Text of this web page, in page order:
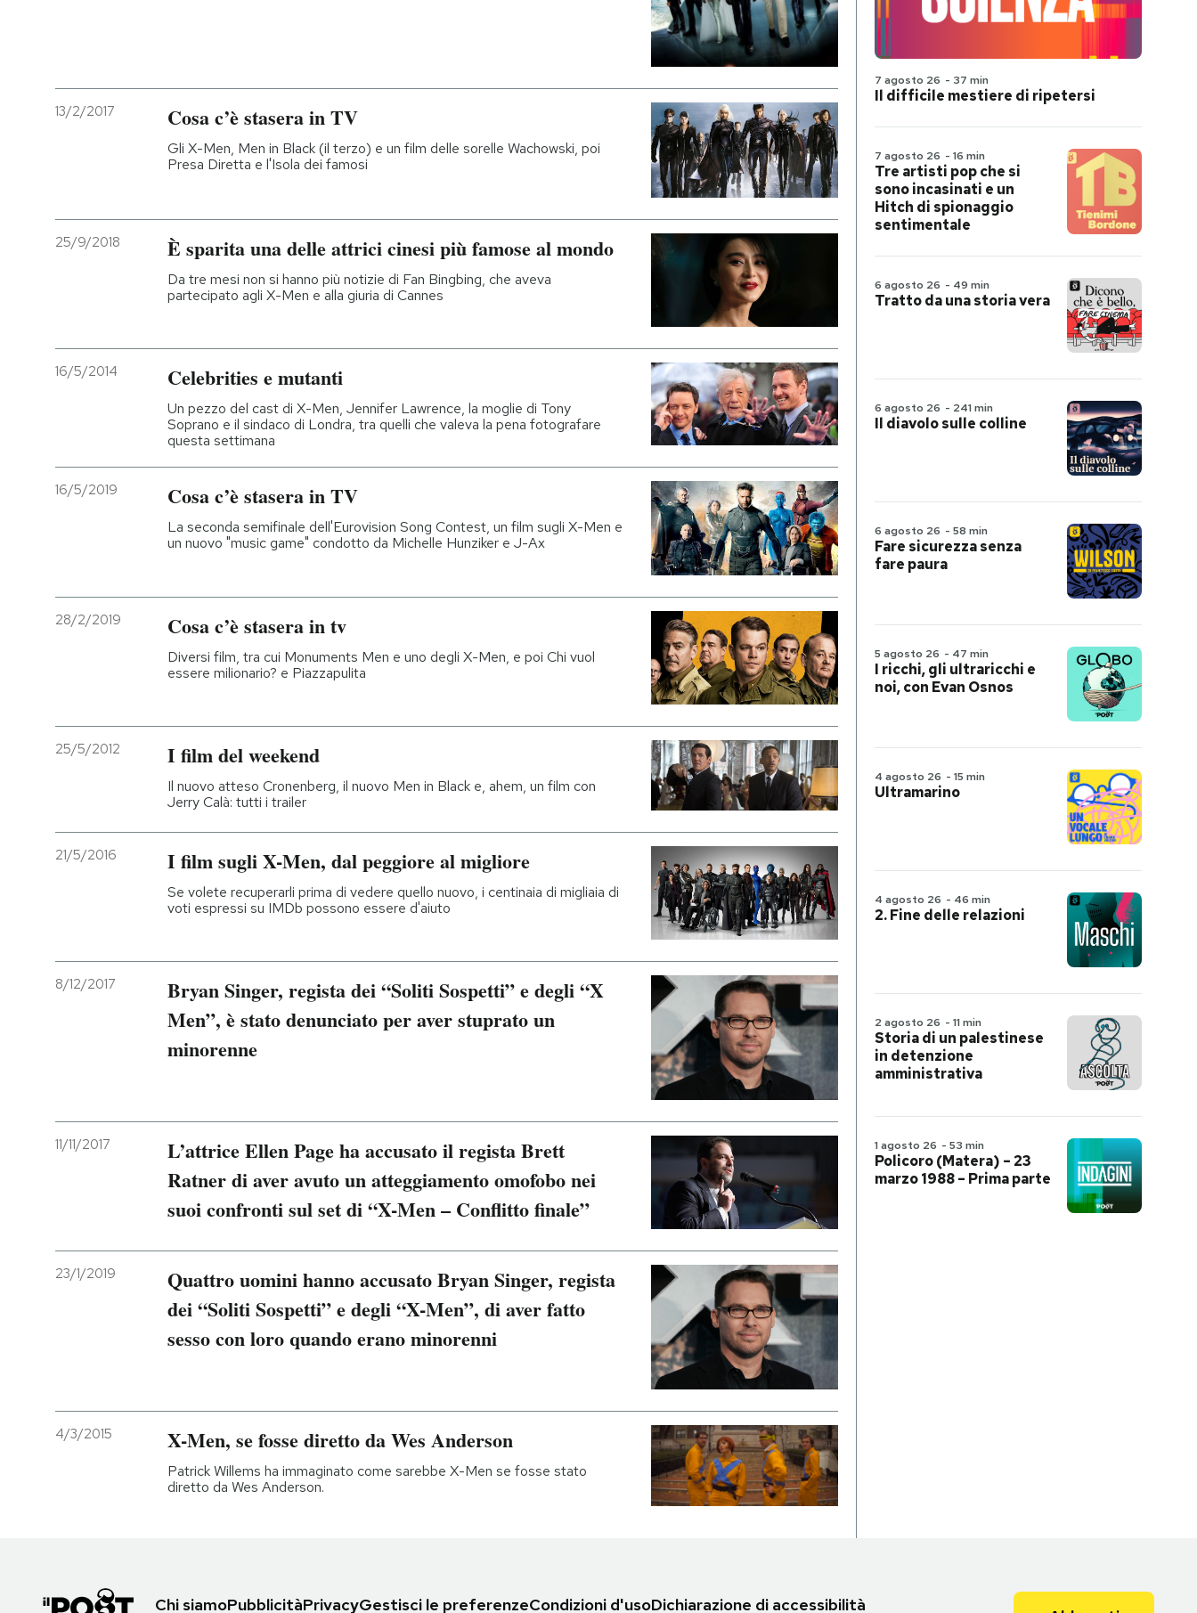
13/2/2017 Cosa c’è stasera in TV
Gli X-Men, Men in Black (il terzo) e un film delle sorelle Wachowski, poi
Presa Diretta e l'Isola dei famosi
25/9/2018 È sparita una delle attrici cinesi più famose al mondo
Da tre mesi non si hanno più notizie di Fan Bingbing, che aveva
partecipato agli X-Men e alla giuria di Cannes
16/5/2014 Celebrities e mutanti
Un pezzo del cast di X-Men, Jennifer Lawrence, la moglie di Tony
Soprano e il sindaco di Londra, tra quelli che valeva la pena fotografare
questa settimana
16/5/2019 Cosa c’è stasera in TV
La seconda semifinale dell'Eurovision Song Contest, un film sugli X-Men e
un nuovo "music game" condotto da Michelle Hunziker e J-Ax
28/2/2019 Cosa c’è stasera in tv
Diversi film, tra cui Monuments Men e uno degli X-Men, e poi Chi vuol
essere milionario? e Piazzapulita
25/5/2012 I film del weekend
Il nuovo atteso Cronenberg, il nuovo Men in Black e, ahem, un film con
Jerry Calà: tutti i trailer
21/5/2016 I film sugli X-Men, dal peggiore al migliore
Se volete recuperarli prima di vedere quello nuovo, i centinaia di migliaia di
voti espressi su IMDb possono essere d'aiuto
8/12/2017
Bryan Singer, regista dei “Soliti Sospetti” e degli “X
Men”, è stato denunciato per aver stuprato un
minorenne
11/11/2017
L’attrice Ellen Page ha accusato il regista Brett
Ratner di aver avuto un atteggiamento omofobo nei
suoi confronti sul set di “X-Men – Conflitto finale”
23/1/2019
Quattro uomini hanno accusato Bryan Singer, regista
dei “Soliti Sospetti” e degli “X-Men”, di aver fatto
sesso con loro quando erano minorenni
4/3/2015 X-Men, se fosse diretto da Wes Anderson
Patrick Willems ha immaginato come sarebbe X-Men se fosse stato
diretto da Wes Anderson.
7 agosto 26 - 37 min
Il difficile mestiere di ripetersi
7 agosto 26 - 16 min
Tre artisti pop che si
sono incasinati e un
Hitch di spionaggio
sentimentale
6 agosto 26 - 49 min
Tratto da una storia vera
6 agosto 26 - 241 min
Il diavolo sulle colline
6 agosto 26 - 58 min
Fare sicurezza senza
fare paura
5 agosto 26 - 47 min
I ricchi, gli ultraricchi e
noi, con Evan Osnos
4 agosto 26 - 15 min
Ultramarino
4 agosto 26 - 46 min
2. Fine delle relazioni
2 agosto 26 - 11 min
Storia di un palestinese
in detenzione
amministrativa
1 agosto 26 - 53 min
Policoro (Matera) – 23
marzo 1988 – Prima parte
Chi siamoPubblicitàPrivacyGestisci le preferenzeCondizioni d'usoDichiarazione di accessibilità